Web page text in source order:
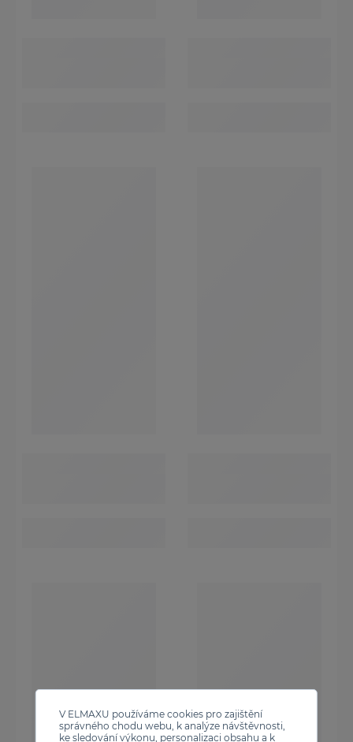
V ELMAXU používáme cookies pro zajištění
správného chodu webu, k analýze návštěvnosti,
ke sledování výkonu, personalizaci obsahu a k